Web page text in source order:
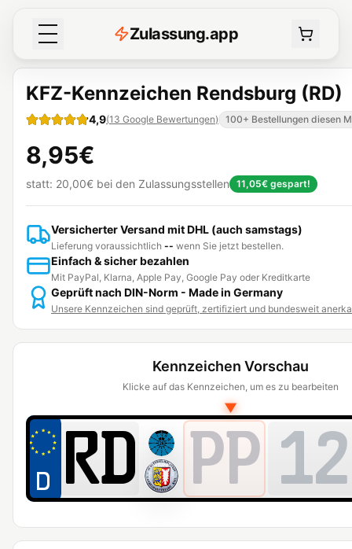
Zulassung.app
KFZ-Kennzeichen Rendsburg (RD)
4,9(13 Google Bewertungen) 100+ Bestellungen diesen
8,95€
statt: 20,00€ bei den Zulassungsstellen 11,05€ gespart!
Versicherter Versand mit DHL (auch samstags)
Lieferung voraussichtlich -- wenn Sie jetzt bestellen.
Einfach & sicher bezahlen
Mit PayPal, Klarna, Apple Pay, Google Pay oder Kreditkarte
Geprüft nach DIN-Norm - Made in Germany
Unsere Kennzeichen sind geprüft, zertifiziert und bundesweit
Kennzeichen Vorschau
Klicke auf das Kennzeichen, um es zu bearbeiten
▼
PP